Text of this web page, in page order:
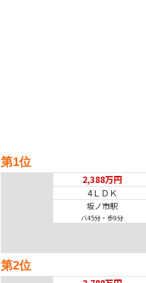
第1位
2,388万円
4ＬＤＫ
坂ノ市駅
バ45分 ・ 歩9分
第2位